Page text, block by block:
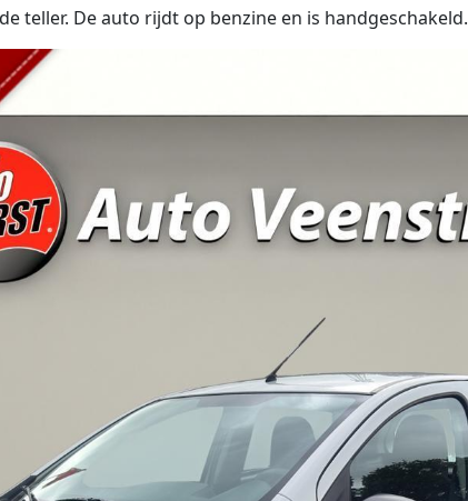
teller. De auto rijdt op benzine en is handgeschakeld.